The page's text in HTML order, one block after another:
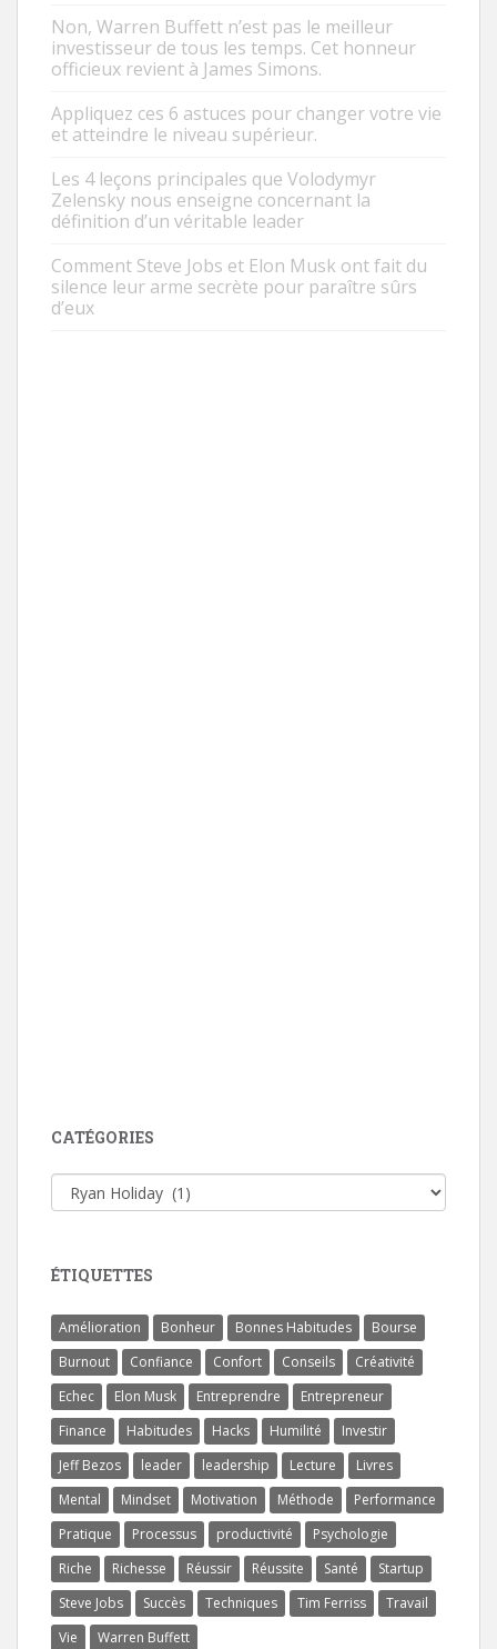
Non, Warren Buffett n’est pas le meilleur
investisseur de tous les temps. Cet honneur
officieux revient à James Simons.
Appliquez ces 6 astuces pour changer votre vie
et atteindre le niveau supérieur.
Les 4 leçons principales que Volodymyr
Zelensky nous enseigne concernant la
définition d’un véritable leader
Comment Steve Jobs et Elon Musk ont fait du
silence leur arme secrète pour paraître sûrs
d’eux
CATÉGORIES
Catégories
ÉTIQUETTES
Amélioration Bonheur Bonnes Habitudes
Bourse
Burnout
Confiance Confort Conseils
Créativité
Echec
Elon Musk Entreprendre
Entrepreneur
Finance
Habitudes Hacks Humilité
Investir
Jeff Bezos
leader leadership Lecture
Livres
Mental
Mindset Motivation Méthode
Performance
Pratique
Processus productivité
Psychologie
Riche
Richesse Réussir Réussite Santé
Startup
Steve Jobs
Succès Techniques Tim Ferriss
Travail
Vie
Warren Buffett